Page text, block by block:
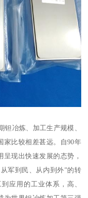
钽冶炼、加工生产规模、
家比较相差甚远。自90年
呈现出快速发展的态势，
军到民、从内到外”的转
应用的工业体系，高、